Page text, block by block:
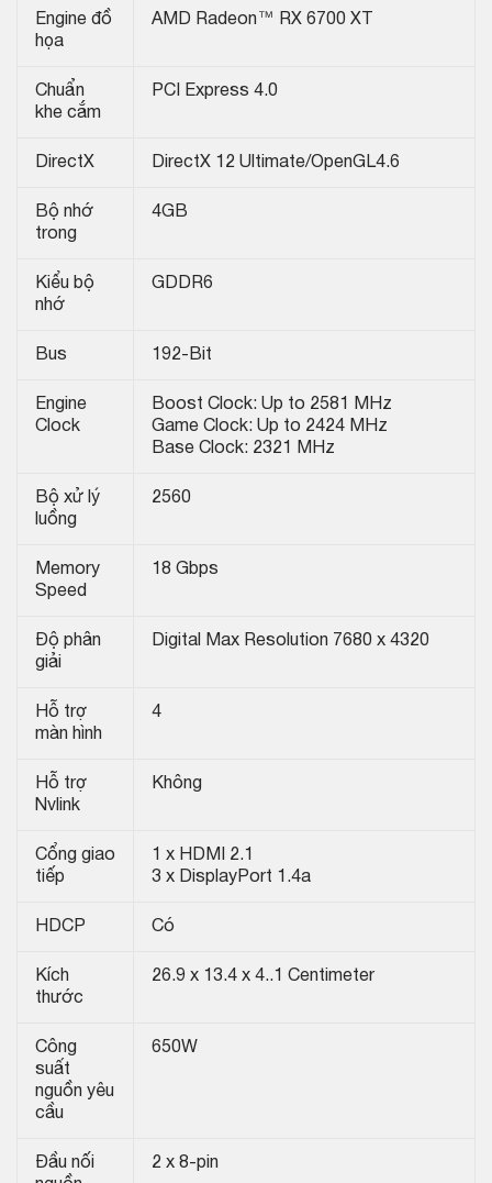
Engine đồ
họa
AMD Radeon™ RX 6700 XT
Chuẩn
khe cắm
PCI Express 4.0
DirectX DirectX 12 Ultimate/OpenGL4.6
Bộ nhớ
trong
4GB
Kiểu bộ
nhớ
GDDR6
Bus 192-Bit
Engine
Clock
Boost Clock: Up to 2581 MHz
Game Clock: Up to 2424 MHz
Base Clock: 2321 MHz
Bộ xử lý
luồng
2560
Memory
Speed
18 Gbps
Độ phân
giải
Digital Max Resolution 7680 x 4320
Hỗ trợ
màn hình
4
Hỗ trợ
Nvlink
Không
Cổng giao
tiếp
1 x HDMI 2.1
3 x DisplayPort 1.4a
HDCP Có
Kích
thước
26.9 x 13.4 x 4..1 Centimeter
Công
suất
nguồn yêu
cầu
650W
Đầu nối
2 x 8-pin